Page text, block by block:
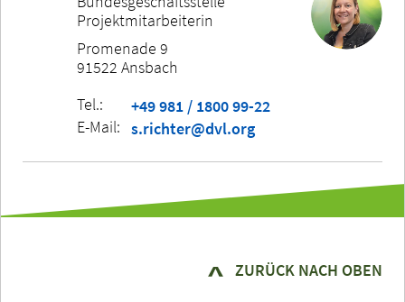
Projektmitarbeiterin
Promenade 9
91522 Ansbach
Tel.:
+49 981 / 1800 99-22
E-Mail: s.richter@dvl.org
ZURÜCK NACH OBEN